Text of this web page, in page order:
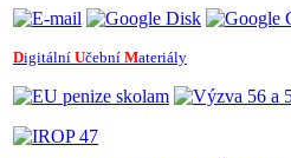
Digitální Učební Materiály